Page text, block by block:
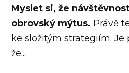
Myslet si, že
obrovský mýtus. Právě
ke složitým strategiím.
že...